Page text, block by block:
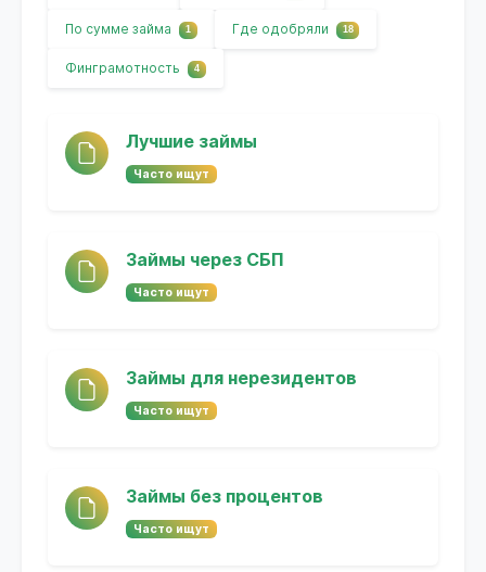
По сумме займа 1 Где одобряли 18
Финграмотность 4
Лучшие займы
Часто ищут
Займы через СБП
Часто ищут
Займы для нерезидентов
Часто ищут
Займы без процентов
Часто ищут